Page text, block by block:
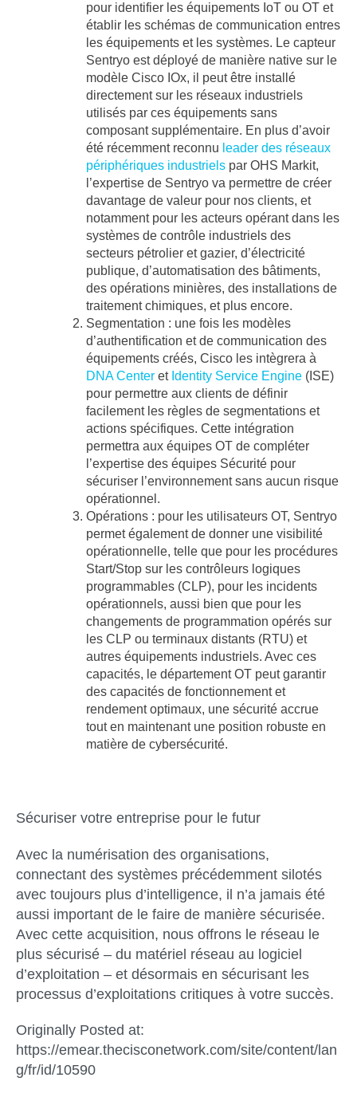
pour identifier les équipements IoT ou OT et
établir les schémas de communication entres
les équipements et les systèmes. Le capteur
Sentryo est déployé de manière native sur le
modèle Cisco IOx, il peut être installé
directement sur les réseaux industriels
utilisés par ces équipements sans
composant supplémentaire. En plus d’avoir
été récemment reconnu leader des réseaux
périphériques industriels par OHS Markit,
l’expertise de Sentryo va permettre de créer
davantage de valeur pour nos clients, et
notamment pour les acteurs opérant dans les
systèmes de contrôle industriels des
secteurs pétrolier et gazier, d’électricité
publique, d’automatisation des bâtiments,
des opérations minières, des installations de
traitement chimiques, et plus encore.
Segmentation : une fois les modèles
d’authentification et de communication des
équipements créés, Cisco les intègrera à
DNA Center et Identity Service Engine (ISE)
pour permettre aux clients de définir
facilement les règles de segmentations et
actions spécifiques. Cette intégration
permettra aux équipes OT de compléter
l’expertise des équipes Sécurité pour
sécuriser l’environnement sans aucun risque
opérationnel.
Opérations : pour les utilisateurs OT, Sentryo
permet également de donner une visibilité
opérationnelle, telle que pour les procédures
Start/Stop sur les contrôleurs logiques
programmables (CLP), pour les incidents
opérationnels, aussi bien que pour les
changements de programmation opérés sur
les CLP ou terminaux distants (RTU) et
autres équipements industriels. Avec ces
capacités, le département OT peut garantir
des capacités de fonctionnement et
rendement optimaux, une sécurité accrue
tout en maintenant une position robuste en
matière de cybersécurité.
Sécuriser votre entreprise pour le futur
Avec la numérisation des organisations,
connectant des systèmes précédemment silotés
avec toujours plus d’intelligence, il n’a jamais été
aussi important de le faire de manière sécurisée.
Avec cette acquisition, nous offrons le réseau le
plus sécurisé – du matériel réseau au logiciel
d’exploitation – et désormais en sécurisant les
processus d’exploitations critiques à votre succès.
Originally Posted at:
https://emear.thecisconetwork.com/site/content/lan
g/fr/id/10590